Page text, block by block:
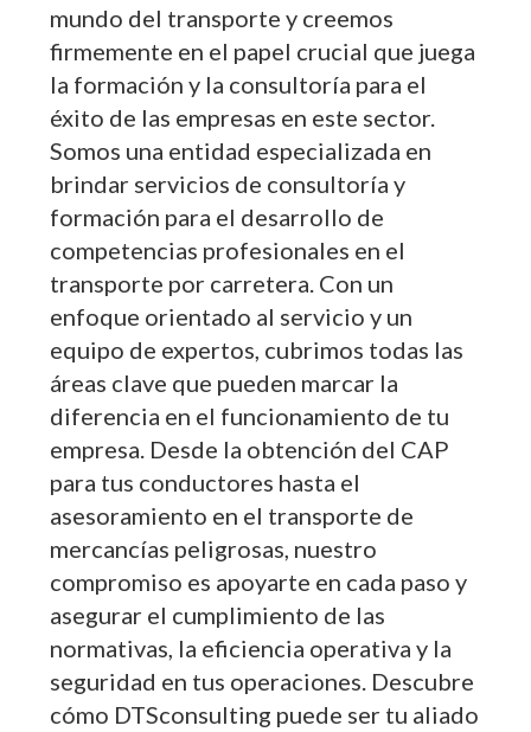
mundo del transporte y creemos
firmemente en el papel crucial que juega
la formación y la consultoría para el
éxito de las empresas en este sector.
Somos una entidad especializada en
brindar servicios de consultoría y
formación para el desarrollo de
competencias profesionales en el
transporte por carretera. Con un
enfoque orientado al servicio y un
equipo de expertos, cubrimos todas las
áreas clave que pueden marcar la
diferencia en el funcionamiento de tu
empresa. Desde la obtención del CAP
para tus conductores hasta el
asesoramiento en el transporte de
mercancías peligrosas, nuestro
compromiso es apoyarte en cada paso y
asegurar el cumplimiento de las
normativas, la eficiencia operativa y la
seguridad en tus operaciones. Descubre
cómo DTSconsulting puede ser tu aliado